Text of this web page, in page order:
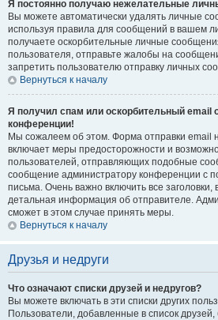
Я постоянно получаю нежелательные
Вы можете автоматически удалять личные
используя правила для сообщений в вашем
получаете оскорбительные личные
пользователя, отправьте жалобы на
запретить пользователю отправку личных
Вернуться к началу
Я получил спам или оскорбительный email
конференции!
Мы сожалеем об этом. Форма отправки email
включает меры предосторожности и
пользователей, отправляющих подобные
сообщение администратору конференции с
письма. Очень важно включить все заголовки,
детальная информация об отправителе.
сможет в этом случае принять меры.
Вернуться к началу
Друзья и недруги
Что означают списки друзей и недругов?
Вы можете включать в эти списки других
Пользователи, добавленные в список